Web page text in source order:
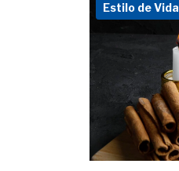
Estilo de Vida